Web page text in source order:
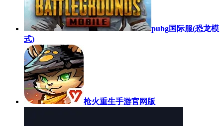
pubg国际服(恐龙模
式)
枪火重生手游官网版